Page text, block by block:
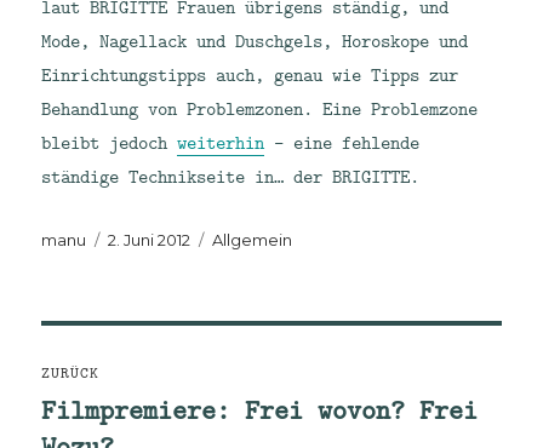
laut BRIGITTE Frauen übrigens ständig, und
Mode, Nagellack und Duschgels, Horoskope und
Einrichtungstipps auch, genau wie Tipps zur
Behandlung von Problemzonen. Eine Problemzone
bleibt jedochweiterhin – eine fehlende
ständige Technikseite in… der BRIGITTE.
Autor
manu
Veröffentlicht
2. Juni 2012 Kategorien
Allgemein
ZURÜCK
Vorheriger
Beitrag:
Filmpremiere: Frei wovon? Frei